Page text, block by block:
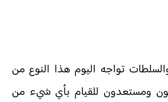
تواجه اليوم هذا النوع من
ومستعدون للقيام بأي شيء من